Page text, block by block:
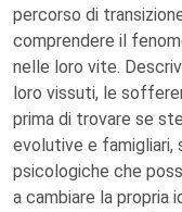
percorso di
comprendere il
nelle loro vite.
loro vissuti, le
prima di trovare se
evolutive e famigliari,
psicologiche che
a cambiare la propria